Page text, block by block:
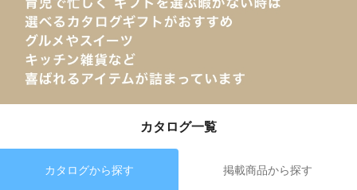
カタログ一覧
カタログから探す 掲載商品から探す